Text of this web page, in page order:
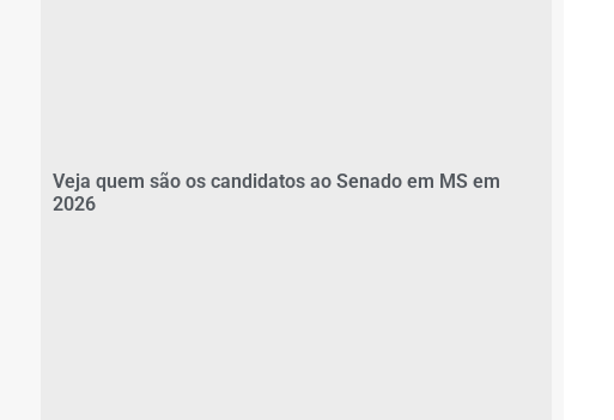
Veja quem são os candidatos ao Senado em MS em
2026